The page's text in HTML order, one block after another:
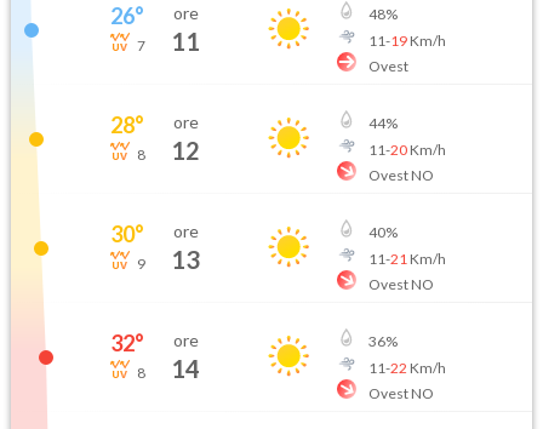
26°
7
ore
11
48%
11-19Km/h
Ovest
28°
8
ore
12
44%
11-20Km/h
Ovest NO
30°
9
ore
13
40%
11-21 Km/h
Ovest NO
32°
8
ore
14
36%
11-22 Km/h
Ovest NO